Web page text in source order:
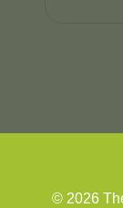
© 2026